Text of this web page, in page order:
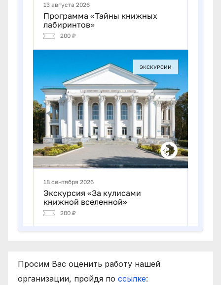
Просим Вас оценить работу нашей
организации, пройдя по ссылке: